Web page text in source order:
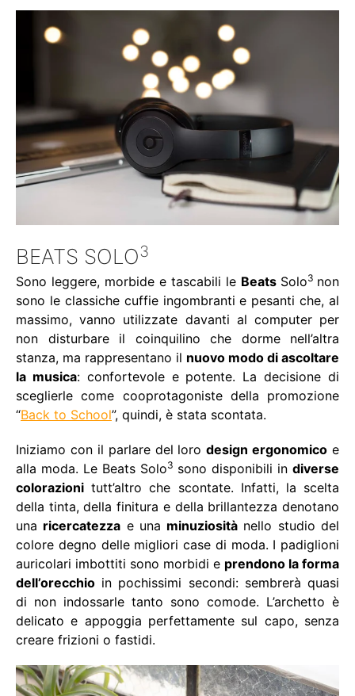
BEATS SOLO3
Sono leggere, morbide e tascabili le Beats Solo3 non
sono le classiche cuffie ingombranti e pesanti che, al
massimo, vanno utilizzate davanti al computer per
non disturbare il coinquilino che dorme nell’altra
stanza, ma rappresentano il nuovo modo di ascoltare
la musica: confortevole e potente. La decisione di
sceglierle come cooprotagoniste della promozione
“Back to School”, quindi, è stata scontata.
Iniziamo con il parlare del lorodesign ergonomico e
alla moda. Le Beats Solo3 sono disponibili in diverse
colorazioni tutt’altro che scontate. Infatti, la scelta
della tinta, della finitura e della brillantezza denotano
una ricercatezza e una minuziosità nello studio del
colore degno delle migliori case di moda. I padiglioni
auricolari imbottiti sono morbidi e prendono la forma
dell’orecchio in pochissimi secondi: sembrerà quasi
di non indossarle tanto sono comode. L’archetto è
delicato e appoggia perfettamente sul capo, senza
creare frizioni o fastidi.